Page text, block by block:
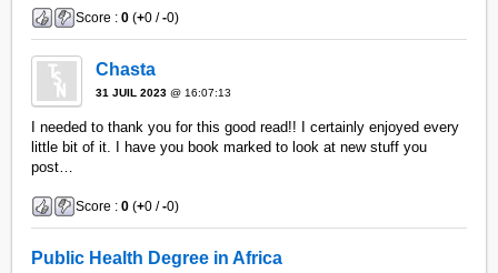
Score :0 (+0 /-0)
Chasta
31 JUIL 2023 @ 16:07:13
I needed to thank you for this good read!! I certainly enjoyed every
little bit of it. I have you book marked to look at new stuff you
post…
Score :0 (+0 /-0)
Public Health Degree in Africa